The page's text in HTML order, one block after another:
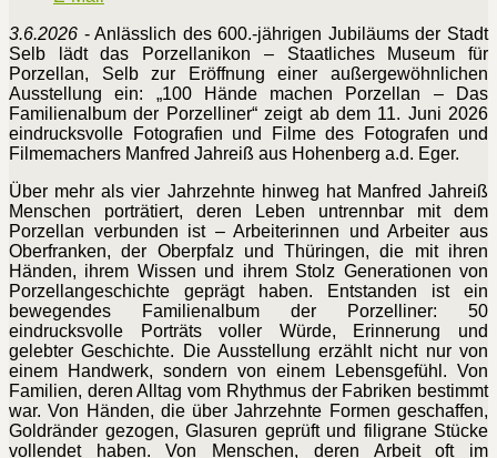
3.6.2026 - Anlässlich des 600.-jährigen Jubiläums der Stadt
Selb lädt das Porzellanikon – Staatliches Museum für
Porzellan, Selb zur Eröffnung einer außergewöhnlichen
Ausstellung ein: „100 Hände machen Porzellan – Das
Familienalbum der Porzelliner“ zeigt ab dem 11. Juni 2026
eindrucksvolle Fotografien und Filme des Fotografen und
Filmemachers Manfred Jahreiß aus Hohenberg a.d. Eger.
Über mehr als vier Jahrzehnte hinweg hat Manfred Jahreiß
Menschen porträtiert, deren Leben untrennbar mit dem
Porzellan verbunden ist – Arbeiterinnen und Arbeiter aus
Oberfranken, der Oberpfalz und Thüringen, die mit ihren
Händen, ihrem Wissen und ihrem Stolz Generationen von
Porzellangeschichte geprägt haben. Entstanden ist ein
bewegendes Familienalbum der Porzelliner: 50
eindrucksvolle Porträts voller Würde, Erinnerung und
gelebter Geschichte. Die Ausstellung erzählt nicht nur von
einem Handwerk, sondern von einem Lebensgefühl. Von
Familien, deren Alltag vom Rhythmus der Fabriken bestimmt
war. Von Händen, die über Jahrzehnte Formen geschaffen,
Goldränder gezogen, Glasuren geprüft und filigrane Stücke
vollendet haben. Von Menschen, deren Arbeit oft im